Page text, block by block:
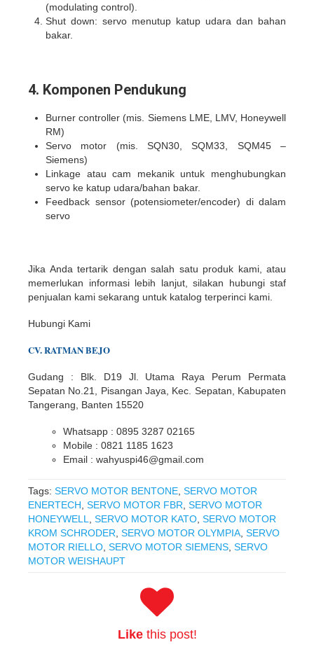
(modulating control).
Shut down: servo menutup katup udara dan bahan
bakar.
4. Komponen Pendukung
Burner controller (mis. Siemens LME, LMV, Honeywell
RM)
Servo motor (mis. SQN30, SQM33, SQM45 –
Siemens)
Linkage atau cam mekanik untuk menghubungkan
servo ke katup udara/bahan bakar.
Feedback sensor (potensiometer/encoder) di dalam
servo
Jika Anda tertarik dengan salah satu produk kami, atau
memerlukan informasi lebih lanjut, silakan hubungi staf
penjualan kami sekarang untuk katalog terperinci kami.
Hubungi Kami
CV. RATMAN BEJO
Gudang : Blk. D19 Jl. Utama Raya Perum Permata
Sepatan No.21, Pisangan Jaya, Kec. Sepatan, Kabupaten
Tangerang, Banten 15520
Whatsapp : 0895 3287 02165
Mobile : 0821 1185 1623
Email : wahyuspi46@gmail.com
Tags: SERVO MOTOR BENTONE SERVO MOTOR
ENERTECH SERVO MOTOR FBR SERVO MOTOR
HONEYWELL
SERVO MOTOR KATO SERVO MOTOR
KROM SCHRODER SERVO MOTOR OLYMPIA SERVO
MOTOR RIELLO SERVO MOTOR SIEMENS SERVO
MOTOR WEISHAUPT
Likethis post!